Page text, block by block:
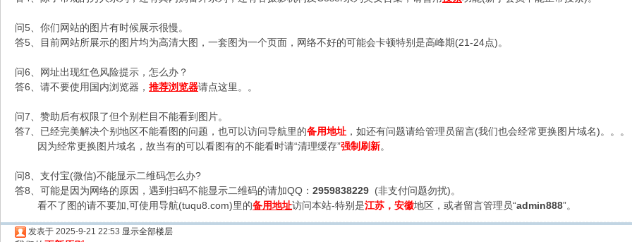
问5、你们网站的图片有时候展示很慢。
答5、目前网站所展示的图片均为高清大图，一套图为一个页面，网络不好的可能会卡顿特别是高峰期(21-24点)。
问6、网址出现红色风险提示，怎么办？
答6、请不要使用国内浏览器， 推荐浏览器请点这里。。
问7、赞助后有权限了但个别栏目不能看到图片。
答7、已经完美解决个别地区不能看图的问题，也可以访问导航里的备用地址 ，如还有问题请给管理员留言(我们也会经常更换图片域名)。。。
因为经常更换图片域名，故当有的可以看图有的不能看时请“清理缓存”强制刷新。
问8、支付宝(微信)不能显示二维码怎么办?
答8、可能是因为网络的原因，遇到扫码不能显示二维码的请加QQ： 2959838229 (非支付问题勿扰)。
看不了图的请不要加,可使用导航(tuqu8.com)里的备用地址访问本站-特别是江苏，安徽地区，或者留言管理员“admin888”。
发表于 2025-9-21 22:53 显示全部楼层